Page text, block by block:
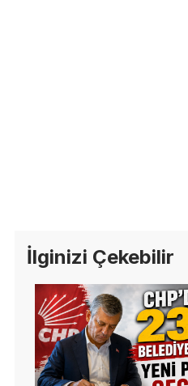
İlginizi Çekebilir